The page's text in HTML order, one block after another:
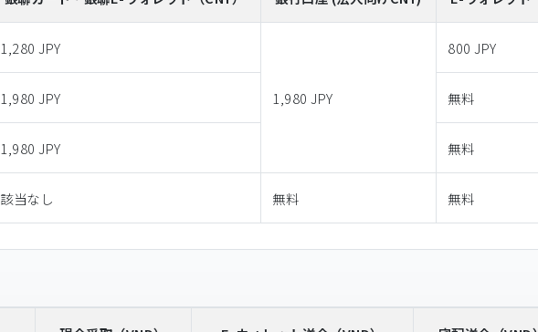
1,280 JPY
1,980 JPY
800 JPY
1,980 JPY 無料
1,980 JPY 無料
該当なし 無料 無料